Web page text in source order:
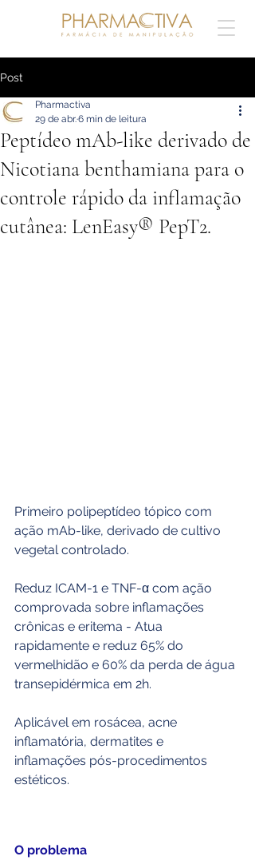
Post
Peptídeo mAb-like derivado de
Nicotiana benthamiana para o
controle rápido da inflamação
cutânea: LenEasy® PepT2.
Pharmactiva
29 de abr.6 min de leitura
Primeiro polipeptídeo tópico com
ação mAb-like, derivado de cultivo
vegetal controlado.
Reduz ICAM-1 e TNF-α com ação
comprovada sobre inflamações
crônicas e eritema - Atua
rapidamente e reduz 65% do
vermelhidão e 60% da perda de água
transepidérmica em 2h.
Aplicável em rosácea, acne
inflamatória, dermatites e
inflamações pós-procedimentos
estéticos.
O problema